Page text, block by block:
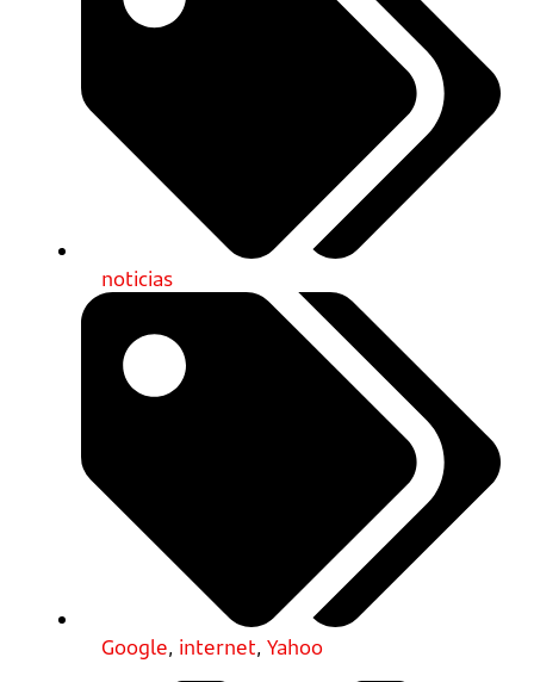
noticias
Google, internet, Yahoo